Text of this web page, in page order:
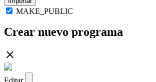
MAKE_PUBLIC
Crear nuevo programa